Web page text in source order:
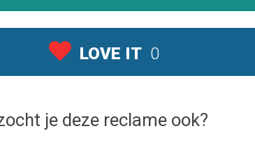
LOVE IT 0
je deze reclame ook?